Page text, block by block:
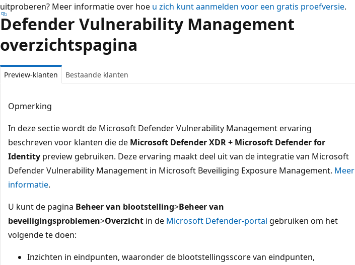
uitproberen? Meer informatie over hoe u zich kunt aanmelden voor een gratis proefversie.
Defender Vulnerability Management
overzichtspagina
Preview-klanten Bestaande klanten
Opmerking
In deze sectie wordt de Microsoft Defender Vulnerability Management ervaring
beschreven voor klanten die de Microsoft Defender XDR + Microsoft Defender for
Identity preview gebruiken. Deze ervaring maakt deel uit van de integratie van Microsoft
Defender Vulnerability Management in Microsoft Beveiliging Exposure Management. Meer
informatie.
U kunt de pagina Beheer van blootstelling>Beheer van
beveiligingsproblemen>Overzicht in de Microsoft Defender-portal gebruiken om het
volgende te doen:
Inzichten in eindpunten, waaronder de blootstellingsscore van eindpunten,